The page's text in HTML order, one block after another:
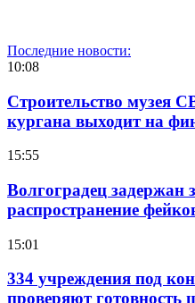
Последние новости:
10:08
Строительство музея
кургана выходит на
15:55
Волгоградец задержан
распространение
15:01
334 учреждения под
проверяют готовность